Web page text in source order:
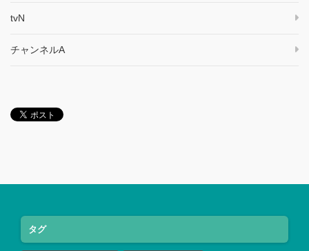
tvN
チャンネルA
タグ